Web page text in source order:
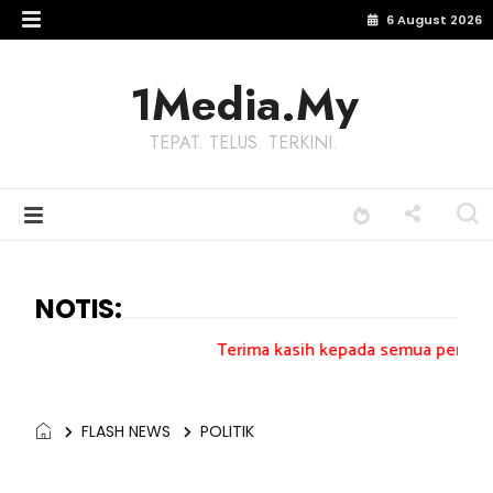
6 August 2026
1Media.My
TEPAT. TELUS. TERKINI.
NOTIS:
Terima kasih kepada semua pengundi.......
FLASH NEWS POLITIK